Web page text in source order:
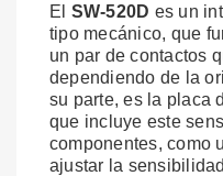
El SW-520D es un
tipo mecánico, que
un par de contactos
dependiendo de la
su parte, es la placa
que incluye este
componentes, como
ajustar la